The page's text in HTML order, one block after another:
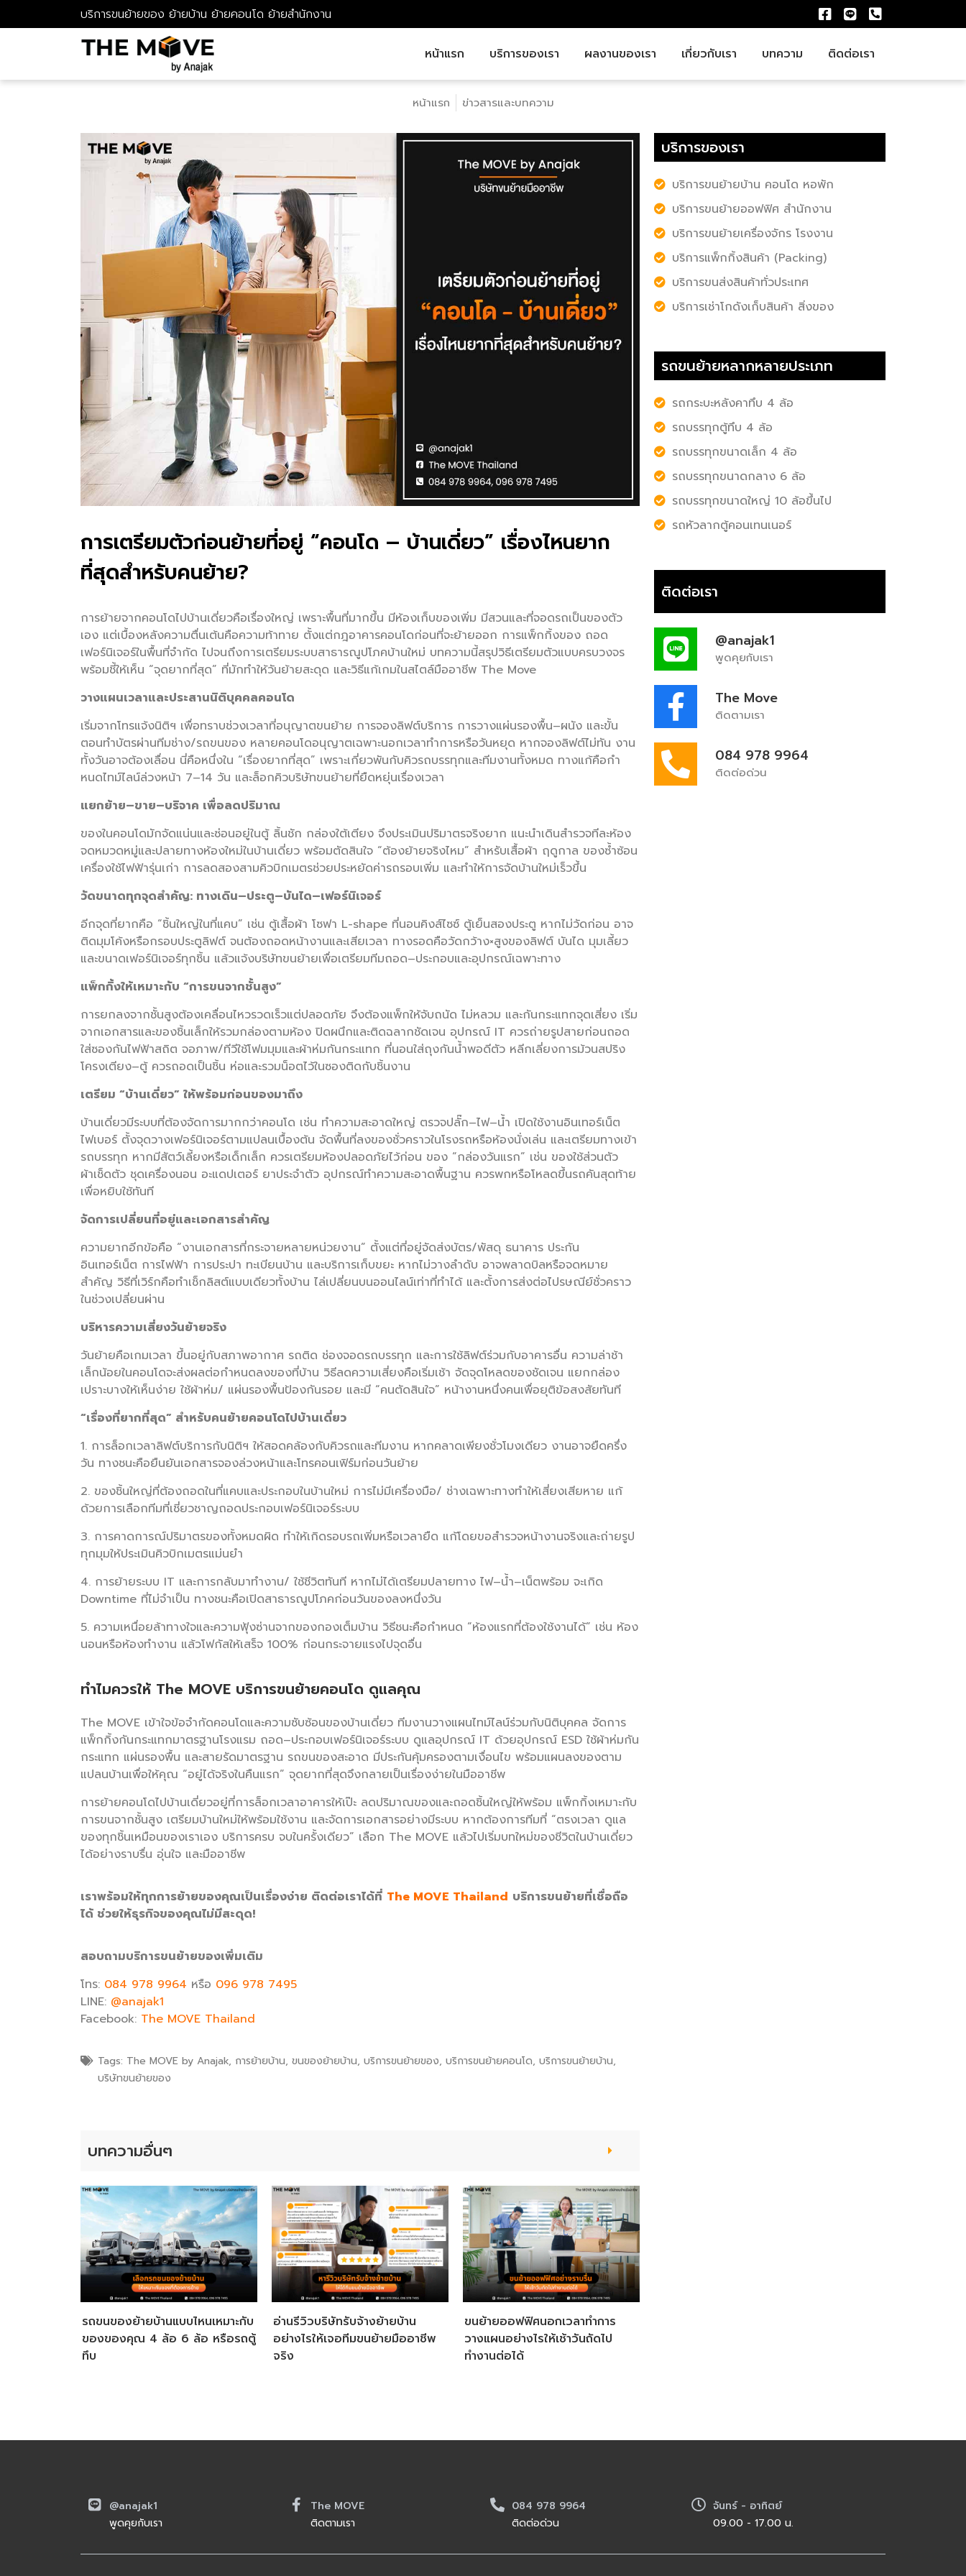
บริการขนย้ายของ ย้ายบ้าน ย้ายคอนโด ย้ายสำนักงาน
หน้าแรก บริการของเรา ผลงานของเรา เกี่ยวกับเรา บทความ ติดต่อเรา
หน้าแรก ข่าวสารและบทความ
การเตรียมตัวก่อนย้ายที่อยู่ “คอนโด – บ้านเดี่ยว” เรื่องไหนยาก
ที่สุดสำหรับคนย้าย?
การย้ายจากคอนโดไปบ้านเดี่ยวคือเรื่องใหญ่ เพราะพื้นที่มากขึ้น มีห้องเก็บของเพิ่ม มีสวนและที่จอดรถเป็นของตัว
เอง แต่เบื้องหลังความตื่นเต้นคือความท้าทาย ตั้งแต่กฎอาคารคอนโดก่อนที่จะย้ายออก การแพ็กกิ้งของ ถอด
เฟอร์นิเจอร์ในพื้นที่จำกัด ไปจนถึงการเตรียมระบบสาธารณูปโภคบ้านใหม่ บทความนี้สรุปวิธีเตรียมตัวแบบครบวงจร
พร้อมชี้ให้เห็น “จุดยากที่สุด” ที่มักทำให้วันย้ายสะดุด และวิธีแก้เกมในสไตล์มืออาชีพ The Move
วางแผนเวลาและประสานนิติบุคคลคอนโด
เริ่มจากโทรแจ้งนิติฯ เพื่อทราบช่วงเวลาที่อนุญาตขนย้าย การจองลิฟต์บริการ การวางแผ่นรองพื้น–ผนัง และขั้น
ตอนทำบัตรผ่านทีมช่าง/รถขนของ หลายคอนโดอนุญาตเฉพาะนอกเวลาทำการหรือวันหยุด หากจองลิฟต์ไม่ทัน งาน
ทั้งวันอาจต้องเลื่อน นี่คือหนึ่งใน “เรื่องยากที่สุด” เพราะเกี่ยวพันกับคิวรถบรรทุกและทีมงานทั้งหมด ทางแก้คือกำ
หนดไทม์ไลน์ล่วงหน้า 7–14 วัน และล็อกคิวบริษัทขนย้ายที่ยืดหยุ่นเรื่องเวลา
แยกย้าย–ขาย–บริจาค เพื่อลดปริมาณ
ของในคอนโดมักจัดแน่นและซ่อนอยู่ในตู้ ลิ้นชัก กล่องใต้เตียง จึงประเมินปริมาตรจริงยาก แนะนำเดินสำรวจทีละห้อง
จดหมวดหมู่และปลายทางห้องใหม่ในบ้านเดี่ยว พร้อมตัดสินใจ “ต้องย้ายจริงไหม” สำหรับเสื้อผ้า ฤดูกาล ของซ้ำซ้อน
เครื่องใช้ไฟฟ้ารุ่นเก่า การลดสองสามคิวบิกเมตรช่วยประหยัดค่ารถรอบเพิ่ม และทำให้การจัดบ้านใหม่เร็วขึ้น
วัดขนาดทุกจุดสำคัญ: ทางเดิน–ประตู–บันได–เฟอร์นิเจอร์
อีกจุดที่ยากคือ “ชิ้นใหญ่ในที่แคบ” เช่น ตู้เสื้อผ้า โซฟา L-shape ที่นอนคิงส์ไซซ์ ตู้เย็นสองประตู หากไม่วัดก่อน อาจ
ติดมุมโค้งหรือกรอบประตูลิฟต์ จนต้องถอดหน้างานและเสียเวลา ทางรอดคือวัดกว้าง×สูงของลิฟต์ บันได มุมเลี้ยว
และขนาดเฟอร์นิเจอร์ทุกชิ้น แล้วแจ้งบริษัทขนย้ายเพื่อเตรียมทีมถอด–ประกอบและอุปกรณ์เฉพาะทาง
แพ็กกิ้งให้เหมาะกับ “การขนจากชั้นสูง”
การยกลงจากชั้นสูงต้องเคลื่อนไหวรวดเร็วแต่ปลอดภัย จึงต้องแพ็กให้จับถนัด ไม่หลวม และกันกระแทกจุดเสี่ยง เริ่ม
จากเอกสารและของชิ้นเล็กให้รวมกล่องตามห้อง ปิดผนึกและติดฉลากชัดเจน อุปกรณ์ IT ควรถ่ายรูปสายก่อนถอด
ใส่ซองกันไฟฟ้าสถิต จอภาพ/ทีวีใช้โฟมมุมและผ้าห่มกันกระแทก ที่นอนใส่ถุงกันน้ำพอดีตัว หลีกเลี่ยงการม้วนสปริง
โครงเตียง–ตู้ ควรถอดเป็นชิ้น ห่อและรวมน็อตไว้ในซองติดกับชิ้นงาน
เตรียม “บ้านเดี่ยว” ให้พร้อมก่อนของมาถึง
บ้านเดี่ยวมีระบบที่ต้องจัดการมากกว่าคอนโด เช่น ทำความสะอาดใหญ่ ตรวจปลั๊ก–ไฟ–น้ำ เปิดใช้งานอินเทอร์เน็ต
ไฟเบอร์ ตั้งจุดวางเฟอร์นิเจอร์ตามแปลนเบื้องต้น จัดพื้นที่ลงของชั่วคราวในโรงรถหรือห้องนั่งเล่น และเตรียมทางเข้า
รถบรรทุก หากมีสัตว์เลี้ยงหรือเด็กเล็ก ควรเตรียมห้องปลอดภัยไว้ก่อน ของ “กล่องวันแรก” เช่น ของใช้ส่วนตัว
ผ้าเช็ดตัว ชุดเครื่องนอน อะแดปเตอร์ ยาประจำตัว อุปกรณ์ทำความสะอาดพื้นฐาน ควรพกหรือโหลดขึ้นรถคันสุดท้าย
เพื่อหยิบใช้ทันที
จัดการเปลี่ยนที่อยู่และเอกสารสำคัญ
ความยากอีกข้อคือ “งานเอกสารที่กระจายหลายหน่วยงาน” ตั้งแต่ที่อยู่จัดส่งบัตร/พัสดุ ธนาคาร ประกัน
อินเทอร์เน็ต การไฟฟ้า การประปา ทะเบียนบ้าน และบริการเก็บขยะ หากไม่วางลำดับ อาจพลาดบิลหรือจดหมาย
สำคัญ วิธีที่เวิร์กคือทำเช็กลิสต์แบบเดียวทั้งบ้าน ไล่เปลี่ยนบนออนไลน์เท่าที่ทำได้ และตั้งการส่งต่อไปรษณีย์ชั่วคราว
ในช่วงเปลี่ยนผ่าน
บริหารความเสี่ยงวันย้ายจริง
วันย้ายคือเกมเวลา ขึ้นอยู่กับสภาพอากาศ รถติด ช่องจอดรถบรรทุก และการใช้ลิฟต์ร่วมกับอาคารอื่น ความล่าช้า
เล็กน้อยในคอนโดจะส่งผลต่อกำหนดลงของที่บ้าน วิธีลดความเสี่ยงคือเริ่มเช้า จัดจุดโหลดของชัดเจน แยกกล่อง
เปราะบางให้เห็นง่าย ใช้ผ้าห่ม/ แผ่นรองพื้นป้องกันรอย และมี “คนตัดสินใจ” หน้างานหนึ่งคนเพื่อยุติข้อสงสัยทันที
“เรื่องที่ยากที่สุด” สำหรับคนย้ายคอนโดไปบ้านเดี่ยว
1. การล็อกเวลาลิฟต์บริการกับนิติฯ ให้สอดคล้องกับคิวรถและทีมงาน หากคลาดเพียงชั่วโมงเดียว งานอาจยืดครึ่ง
วัน ทางชนะคือยืนยันเอกสารจองล่วงหน้าและโทรคอนเฟิร์มก่อนวันย้าย
2. ของชิ้นใหญ่ที่ต้องถอดในที่แคบและประกอบในบ้านใหม่ การไม่มีเครื่องมือ/ ช่างเฉพาะทางทำให้เสี่ยงเสียหาย แก้
ด้วยการเลือกทีมที่เชี่ยวชาญถอดประกอบเฟอร์นิเจอร์ระบบ
3. การคาดการณ์ปริมาตรของทั้งหมดผิด ทำให้เกิดรอบรถเพิ่มหรือเวลายืด แก้โดยขอสำรวจหน้างานจริงและถ่ายรูป
ทุกมุมให้ประเมินคิวบิกเมตรแม่นยำ
4. การย้ายระบบ IT และการกลับมาทำงาน/ ใช้ชีวิตทันที หากไม่ได้เตรียมปลายทาง ไฟ–น้ำ–เน็ตพร้อม จะเกิด
Downtime ที่ไม่จำเป็น ทางชนะคือเปิดสาธารณูปโภคก่อนวันของลงหนึ่งวัน
5. ความเหนื่อยล้าทางใจและความฟุ้งซ่านจากของกองเต็มบ้าน วิธีชนะคือกำหนด “ห้องแรกที่ต้องใช้งานได้” เช่น ห้อง
นอนหรือห้องทำงาน แล้วโฟกัสให้เสร็จ 100% ก่อนกระจายแรงไปจุดอื่น
ทำไมควรให้ The MOVE บริการขนย้ายคอนโด ดูแลคุณ
The MOVE เข้าใจข้อจำกัดคอนโดและความซับซ้อนของบ้านเดี่ยว ทีมงานวางแผนไทม์ไลน์ร่วมกับนิติบุคคล จัดการ
แพ็กกิ้งกันกระแทกมาตรฐานโรงแรม ถอด–ประกอบเฟอร์นิเจอร์ระบบ ดูแลอุปกรณ์ IT ด้วยอุปกรณ์ ESD ใช้ผ้าห่มกัน
กระแทก แผ่นรองพื้น และสายรัดมาตรฐาน รถขนของสะอาด มีประกันคุ้มครองตามเงื่อนไข พร้อมแผนลงของตาม
แปลนบ้านเพื่อให้คุณ “อยู่ได้จริงในคืนแรก” จุดยากที่สุดจึงกลายเป็นเรื่องง่ายในมืออาชีพ
การย้ายคอนโดไปบ้านเดี่ยวอยู่ที่การล็อกเวลาอาคารให้เป๊ะ ลดปริมาณของและถอดชิ้นใหญ่ให้พร้อม แพ็กกิ้งเหมาะกับ
การขนจากชั้นสูง เตรียมบ้านใหม่ให้พร้อมใช้งาน และจัดการเอกสารอย่างมีระบบ หากต้องการทีมที่ “ตรงเวลา ดูแล
ของทุกชิ้นเหมือนของเราเอง บริการครบ จบในครั้งเดียว” เลือก The MOVE แล้วไปเริ่มบทใหม่ของชีวิตในบ้านเดี่ยว
ได้อย่างราบรื่น อุ่นใจ และมืออาชีพ
เราพร้อมให้ทุกการย้ายของคุณเป็นเรื่องง่าย ติดต่อเราได้ที่ The MOVE Thailand บริการขนย้ายที่เชื่อถือ
ได้ ช่วยให้ธุรกิจของคุณไม่มีสะดุด!
สอบถามบริการขนย้ายของเพิ่มเติม
โทร: 084 978 9964 หรือ 096 978 7495
LINE: @anajak1
Facebook: The MOVE Thailand
Tags: The MOVE by Anajak, การย้ายบ้าน, ขนของย้ายบ้าน, บริการขนย้ายของ, บริการขนย้ายคอนโด, บริการขนย้ายบ้าน,
บริษัทขนย้ายของ
บทความอื่นๆ
รถขนของย้ายบ้านแบบไหนเหมาะกับ
ของของคุณ 4 ล้อ 6 ล้อ หรือรถตู้
ทึบ
อ่านรีวิวบริษัทรับจ้างย้ายบ้าน
อย่างไรให้เจอทีมขนย้ายมืออาชีพ
จริง
ขนย้ายออฟฟิศนอกเวลาทำการ
วางแผนอย่างไรให้เช้าวันถัดไป
ทำงานต่อได้
บริการของเรา
บริการขนย้ายบ้าน คอนโด หอพัก
บริการขนย้ายออฟฟิศ สำนักงาน
บริการขนย้ายเครื่องจักร โรงงาน
บริการแพ็กกิ้งสินค้า (Packing)
บริการขนส่งสินค้าทั่วประเทศ
บริการเช่าโกดังเก็บสินค้า สิ่งของ
รถขนย้ายหลากหลายประเภท
รถกระบะหลังคาทึบ 4 ล้อ
รถบรรทุกตู้ทึบ 4 ล้อ
รถบรรทุกขนาดเล็ก 4 ล้อ
รถบรรทุกขนาดกลาง 6 ล้อ
รถบรรทุกขนาดใหญ่ 10 ล้อขึ้นไป
รถหัวลากตู้คอนเทนเนอร์
ติดต่อเรา
@anajak1
พูดคุยกับเรา
The Move
ติดตามเรา
084 978 9964
ติดต่อด่วน
@anajak1
พูดคุยกับเรา
The MOVE
ติดตามเรา
084 978 9964
ติดต่อด่วน
จันทร์ - อาทิตย์
09.00 - 17.00 น.